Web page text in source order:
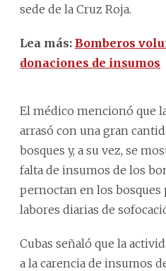
sede de la Cruz Roja.
Lea más: Bomberos
donaciones de insumos
El médico mencionó que
arrasó con una gran
bosques y, a su vez, se
falta de insumos de los
pernoctan en los bosques
labores diarias de
Cubas señaló que la
a la carencia de insumos